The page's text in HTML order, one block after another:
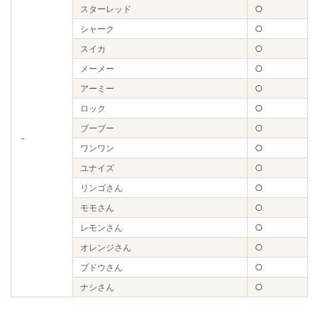
－
スターレッド
○
シャーク
○
スイカ
○
メーメー
○
アーミー
○
ロック
○
ブーブー
○
ワンワン
○
ユナイズ
○
リンゴさん
○
モモさん
○
レモンさん
○
オレンジさん
○
ブドウさん
○
ナシさん
○